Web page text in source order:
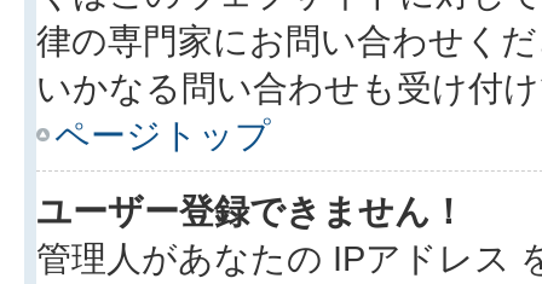
律の専門家にお問い合わせく
いかなる問い合わせも受け付
ページトップ
ユーザー登録できません！
管理人があなたの IPアドレス